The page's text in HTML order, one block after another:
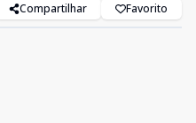
Compartilhar Favorito